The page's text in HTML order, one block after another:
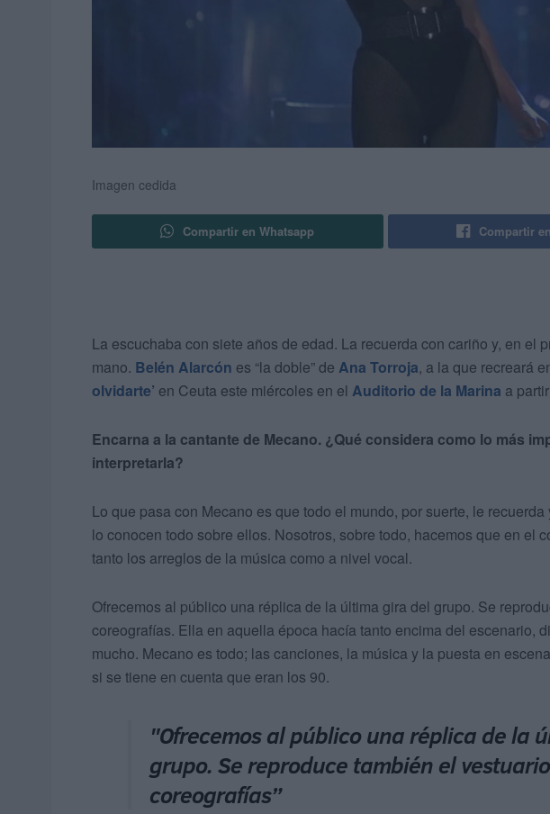
Imagen cedida
Compartir en Whatsapp Compartir
La escuchaba con siete años de edad. La recuerda con cariño y, en el
mano. Belén Alarcón es “la doble” de Ana Torroja, a la que recreará
olvidarte’ en Ceuta este miércoles en el Auditorio de la Marina a
Encarna a la cantante de Mecano. ¿Qué considera como lo más
interpretarla?
Lo que pasa con Mecano es que todo el mundo, por suerte, le
lo conocen todo sobre ellos. Nosotros, sobre todo, hacemos que en el
tanto los arreglos de la música como a nivel vocal.
Ofrecemos al público una réplica de la última gira del grupo. Se
coreografías. Ella en aquella época hacía tanto encima del escenario,
mucho. Mecano es todo; las canciones, la música y la puesta en
si se tiene en cuenta que eran los 90.
"Ofrecemos al público una réplica de la
grupo. Se reproduce también el
coreografías”